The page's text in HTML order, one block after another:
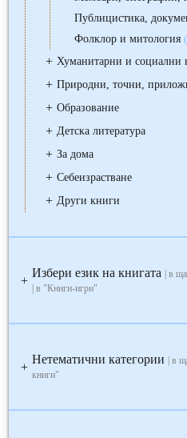
Публицистика,
Фолклор и митология
+ Хуманитарни и социални
+ Природни, точни,
+ Образование
+ Детска литература
+ За дома
+ Себеизрастване
+ Други книги
+
Избери език на книгата
| в
| в "Книги-игри"
+
Нетематични категории
| в
книги"